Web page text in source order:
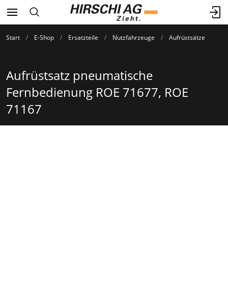
Start E-Shop Ersatzteile Nutzfahrzeuge Aufrüstsätze
Aufrüstsatz pneumatische
Fernbedienung ROE 71677, ROE
71167